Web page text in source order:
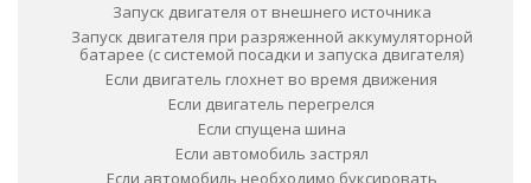
Запуск двигателя от внешнего источника
Запуск двигателя при разряженной аккумуляторной
батарее (с системой посадки и запуска двигателя)
Если двигатель глохнет во время движения
Если двигатель перегрелся
Если спущена шина
Если автомобиль застрял
Если автомобиль необходимо буксировать